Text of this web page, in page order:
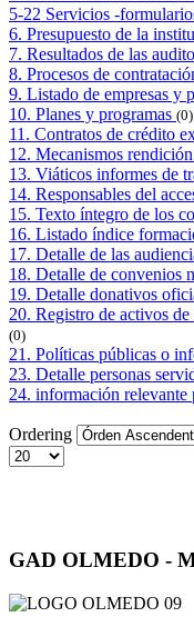
5-22 Servicios -
6. Presupuesto de la
7. Resultados de las
8. Procesos de
9. Listado de empresas y
10. Planes y programas (0)
11. Contratos de crédito
12. Mecanismos
13. Viáticos informes de
14. Responsables del
15. Texto íntegro de los
16. Listado índice
17. Detalle de las
18. Detalle de convenios
19. Detalle donativos
20. Registro de activos
(0)
21. Políticas públicas o
23. Detalle personas
24. información relevante
Ordering
GAD OLMEDO -